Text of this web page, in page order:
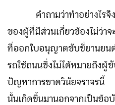
คำถามว่าทำอย่างไ
ของผู้ที่มีส่วนเกี่ยวข้องไม่ว่า
ที่ออกใบอนุญาตขับขี่ยานยน
รถใช้ถนนซึ่งไม่ได้หมายถึงผู้
ปัญหาการขาดวินัยจราจรนี้
นั้นเกิดขึ้นมานอกจากเป็นข้